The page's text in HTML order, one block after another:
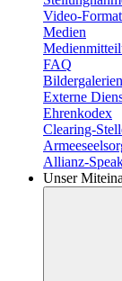
Video-
Medien
FAQ
Bildergalerien
Externe
Ehrenkodex
Clearing-
Allianz-
Unser